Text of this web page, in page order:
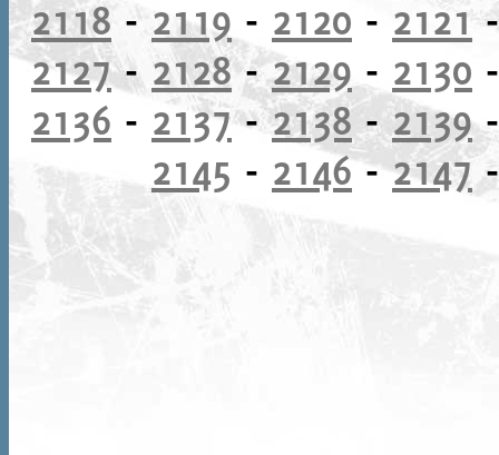
2118- 2119 - 2120 - 2121
2127- 2128-2129 - 2130
2136 - 2137-2138- 2139
2145 - 2146-2147